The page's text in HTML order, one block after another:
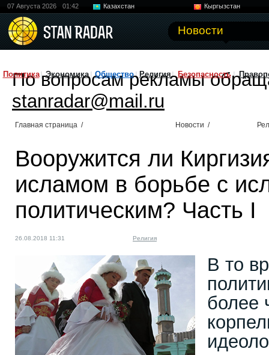
07 Августа 2026 01:42 Казахстан
Кыргызстан
Новости
Политика Экономика Общество Религия Безопасность
По вопросам рекламы
stanradar@mail.ru
Главная страница / Новости /
Вооружится ли
исламом в борьбе с
политическим? Часть I
26.08.2018 11:31 Религия
В то
более